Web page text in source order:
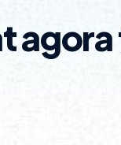
agora